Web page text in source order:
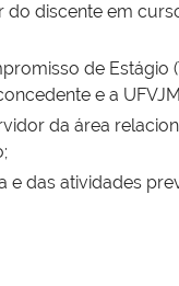
do discente em
de Estágio
e a
da área
e das atividades